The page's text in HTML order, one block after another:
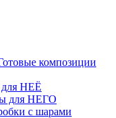
композиции
НЕЁ
для НЕГО
с шарами